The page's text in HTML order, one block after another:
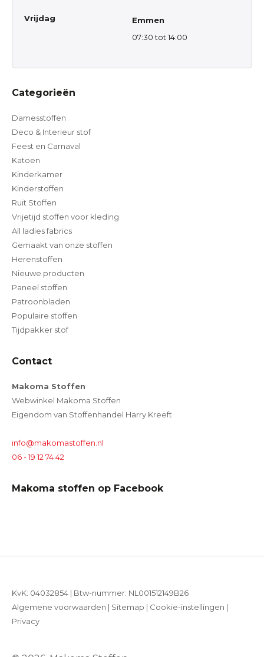
Vrijdag
Emmen
07:30 tot 14:00
Categorieën
Damesstoffen
Deco & Interieur stof
Feest en Carnaval
Katoen
Kinderkamer
Kinderstoffen
Ruit Stoffen
Vrijetijd stoffen voor kleding
All ladies fabrics
Gemaakt van onze stoffen
Herenstoffen
Nieuwe producten
Paneel stoffen
Patroonbladen
Populaire stoffen
Tijdpakker stof
Contact
Makoma Stoffen
Webwinkel Makoma Stoffen
Eigendom van Stoffenhandel Harry Kreeft
info@makomastoffen.nl
06 - 19 12 74 42
Makoma stoffen op Facebook
KvK: 04032854 | Btw-nummer: NL001512149B26
Algemene voorwaarden | Sitemap | Cookie-instellingen |
Privacy